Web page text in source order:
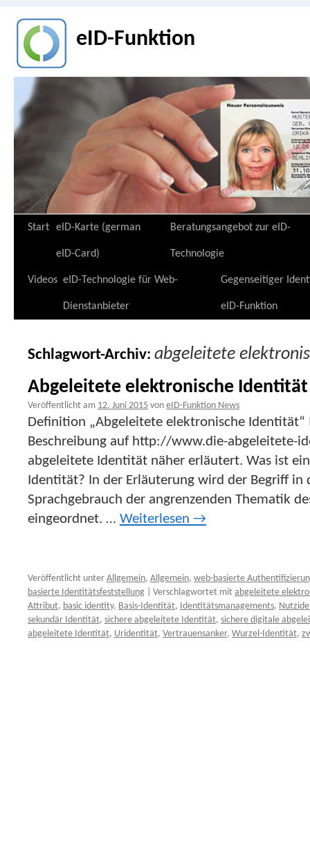
eID-Funktion
Zum
springen
Start eID-Karte (german
eID-Card)
Beratungsangebot zur eID-
Technologie
Videos eID-Technologie für Web-
Dienstanbieter
Gegenseitiger
eID-Funktion
Schlagwort-Archiv: abgeleitete
Abgeleitete elektronische Identität
Veröffentlicht am 12. Juni 2015 von eID-Funktion News
Definition „Abgeleitete elektronische Identität“
Beschreibung auf http://www.die-abgeleitete-
abgeleitete Identität näher erläutert. Was ist
Identität? In der Erläuterung wird der Begriff in
Sprachgebrauch der angrenzenden Thematik
eingeordnet. … Weiterlesen →
Veröffentlicht unter Allgemein, Allgemein, web-basierte
basierte Identitätsfeststellung
Verschlagwortet mit abgeleitete
Attribut, basic identity, Basis-Identität, Identitätsmanagements,
sekundär Identität, sichere abgeleitete Identität, sichere digitale
abgeleitete Identität, Uridentität, Vertrauensanker, Wurzel-Identität,